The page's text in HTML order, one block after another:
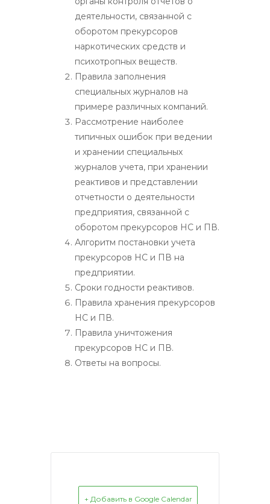
деятельности, связанной с
оборотом прекурсоров
наркотических средств и
психотропных веществ.
Правила заполнения
специальных журналов на
примере различных компаний.
Рассмотрение наиболее
типичных ошибок при ведении
и хранении специальных
журналов учета, при хранении
реактивов и представлении
отчетности о деятельности
предприятия, связанной с
оборотом прекурсоров НС и ПВ.
Алгоритм постановки учета
прекурсоров НС и ПВ на
предприятии.
Сроки годности реактивов.
Правила хранения прекурсоров
НС и ПВ.
Правила уничтожения
прекурсоров НС и ПВ.
Ответы на вопросы.
+ Добавить в Google Calendar